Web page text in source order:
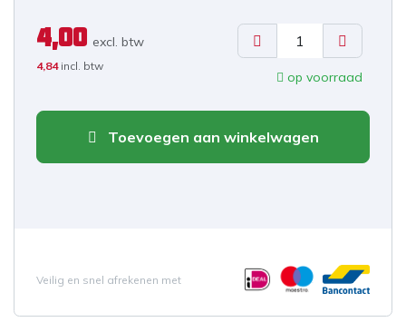
4,00 excl. btw
4,84 incl. btw
op voorraad
Toevoegen aan winkelwagen
Veilig en snel afrekenen met